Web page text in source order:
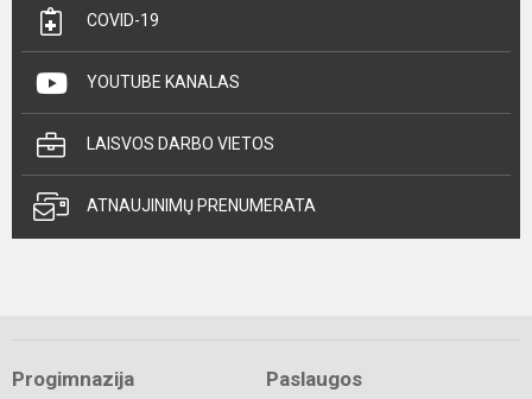
COVID-19
YOUTUBE KANALAS
LAISVOS DARBO VIETOS
ATNAUJINIMŲ PRENUMERATA
Progimnazija Paslaugos